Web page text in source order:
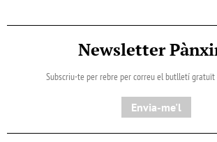
Newsletter
Subscriu-te per rebre per correu el butlletí gratuït
Envia-me'l